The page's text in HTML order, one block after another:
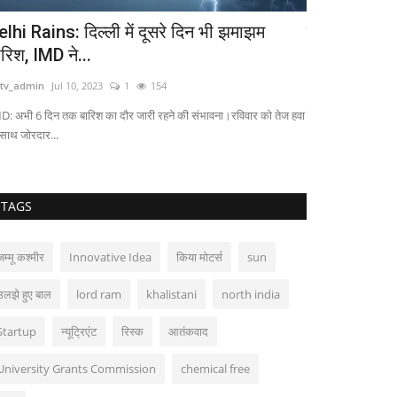
Rains: दिल्ली में दूसरे दिन भी झमाझम
IMD ने...
Jul 10, 2023 1 154
अभी 6 दिन तक बारिश का दौर जारी रहने की संभावना।रविवार को तेज हवा
जोरदार...
TAGS
कश्मीर Innovative Idea किया मोटर्स sun
हुए बाल lord ram khalistani north india
न्यूट्रिएंट रिस्क आतंकवाद
Grants Commission chemical free